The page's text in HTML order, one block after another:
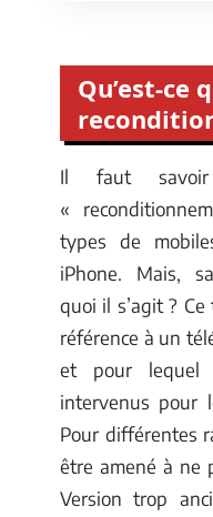
Qu’est-ce
Il faut
«
types de
iPhone. Mais,
quoi il s’agit ?
référence à un
et pour lequel
intervenus pour
Pour différentes
être amené à ne
Version trop